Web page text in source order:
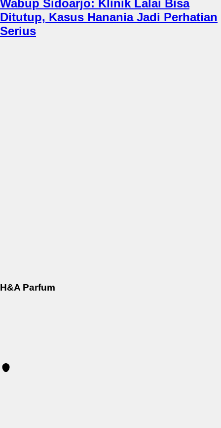
Wabup Sidoarjo: Klinik Lalai Bisa
Ditutup, Kasus Hanania Jadi Perhatian
Serius
H&A Parfum